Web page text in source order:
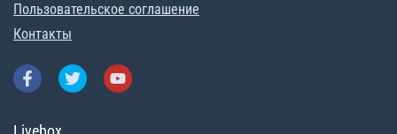
Пользовательское соглашение
Контакты